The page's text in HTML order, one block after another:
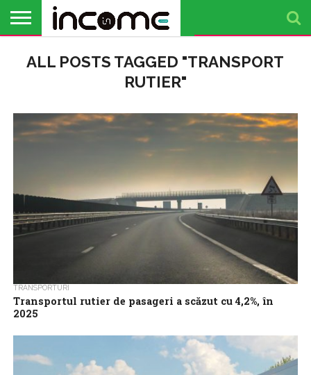
PROFIL DE
ANTREPRENOR
BUSINESS
ANALIZE
OPINII
FINANȚE
PERSONALE
TIMP
LIBER
ALL POSTS TAGGED "TRANSPORT
RUTIER"
TRANSPORTURI
Transportul rutier de pasageri a scăzut cu 4,2%, în
2025
2025, comparativ cu anul anterior, în ceea ce privește numărul
de...